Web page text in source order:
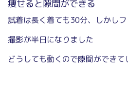
痩せると隙間ができる
試着は長く着ても30分、しかし
撮影が半日になりました
どうしても動くので隙間ができて